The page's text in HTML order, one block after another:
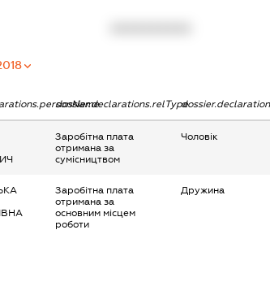
dossier.declarations.relType
Заробітна плата
отримана за
сумісництвом
Чоловік
Заробітна плата
отримана за
основним місцем
роботи
Дружина